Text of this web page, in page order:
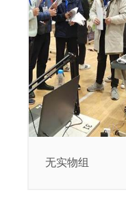
无实物组